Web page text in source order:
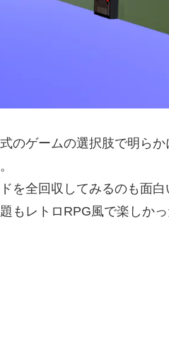
のゲームの選択肢で明ら
を全回収してみるのも面白
もレトロRPG風で楽しか